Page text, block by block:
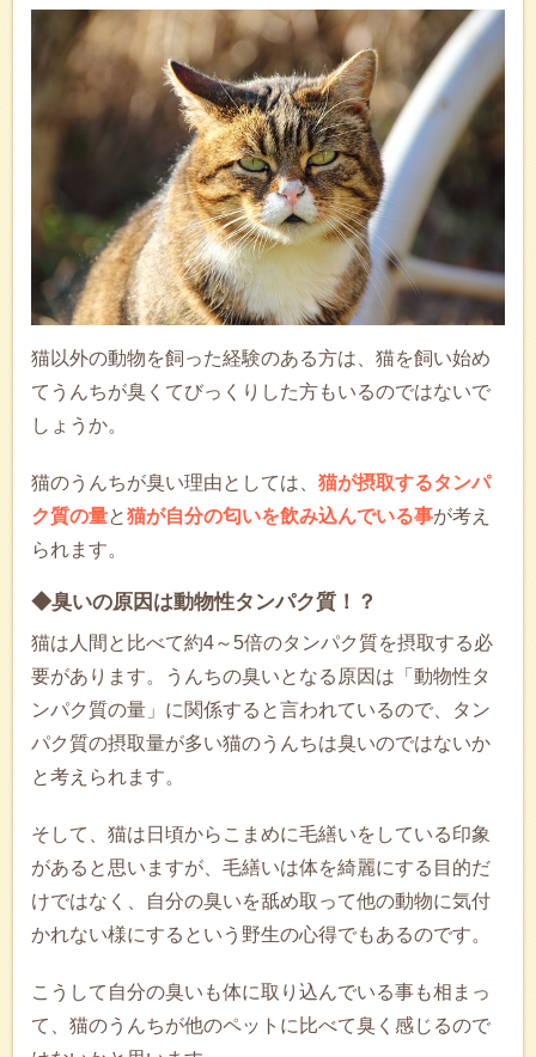
猫以外の動物を飼った経験のある方は、猫を飼い始め
てうんちが臭くてびっくりした方もいるのではないで
しょうか。
猫のうんちが臭い理由としては、 猫が摂取するタンパ
ク質の量と猫が自分の匂いを飲み込んでいる事が考え
られます。
◆臭いの原因は動物性タンパク質！？
猫は人間と比べて約4～5倍のタンパク質を摂取する必
要があります。うんちの臭いとなる原因は「動物性タ
ンパク質の量」に関係すると言われているので、タン
パク質の摂取量が多い猫のうんちは臭いのではないか
と考えられます。
そして、猫は日頃からこまめに毛繕いをしている印象
があると思いますが、毛繕いは体を綺麗にする目的だ
けではなく、自分の臭いを舐め取って他の動物に気付
かれない様にするという野生の心得でもあるのです。
こうして自分の臭いも体に取り込んでいる事も相まっ
て、猫のうんちが他のペットに比べて臭く感じるので